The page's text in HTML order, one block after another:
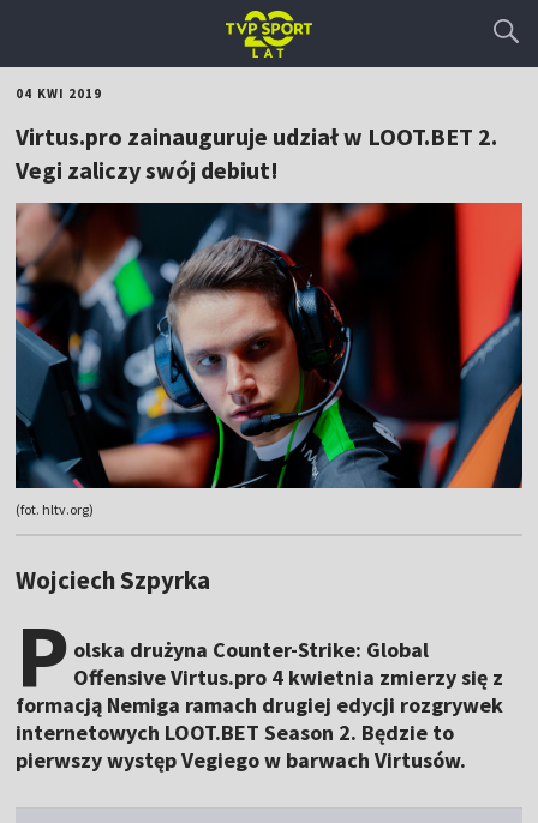
04 KWI 2019
Virtus.pro zainauguruje udział w LOOT.BET 2.
Vegi zaliczy swój debiut!
(fot. hltv.org)
Wojciech Szpyrka
P olska drużyna Counter-Strike: Global
Offensive Virtus.pro 4 kwietnia zmierzy się z
formacją Nemiga ramach drugiej edycji rozgrywek
internetowych LOOT.BET Season 2. Będzie to
pierwszy występ Vegiego w barwach Virtusów.